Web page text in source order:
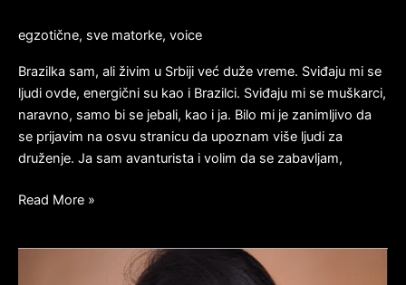
egzotične, sve matorke, voice
Brazilka sam, ali živim u Srbiji već duže vreme. Sviđaju mi se
ljudi ovde, energični su kao i Brazilci. Sviđaju mi se muškarci,
naravno, samo bi se jebali, kao i ja. Bilo mi je zanimljivo da
se prijavim na osvu stranicu da upoznam više ljudi za
druženje. Ja sam avanturista i volim da se zabavljam,
Read More »